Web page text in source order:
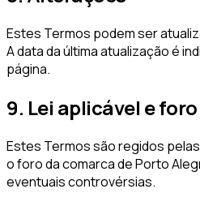
Estes Termos podem ser
A data da última atualização é
página.
9. Lei aplicável e foro
Estes Termos são regidos
o foro da comarca dePorto
eventuais controvérsias.